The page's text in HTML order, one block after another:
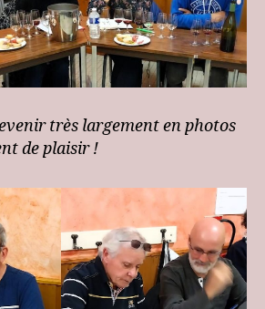
très largement en photos
de plaisir !